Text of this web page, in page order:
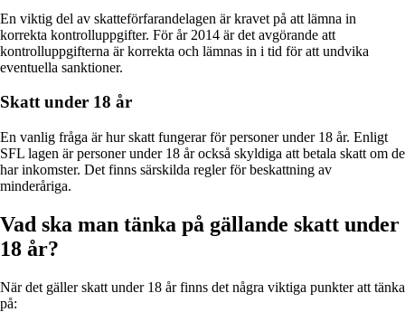
En viktig del av skatteförfarandelagen är kravet på att lämna in
korrekta kontrolluppgifter. För år 2014 är det avgörande att
kontrolluppgifterna är korrekta och lämnas in i tid för att undvika
eventuella sanktioner.
Skatt under 18 år
En vanlig fråga är hur skatt fungerar för personer under 18 år. Enligt
SFL lagen är personer under 18 år också skyldiga att betala skatt om de
har inkomster. Det finns särskilda regler för beskattning av
minderåriga.
Vad ska man tänka på gällande skatt under
18 år?
När det gäller skatt under 18 år finns det några viktiga punkter att tänka
på: